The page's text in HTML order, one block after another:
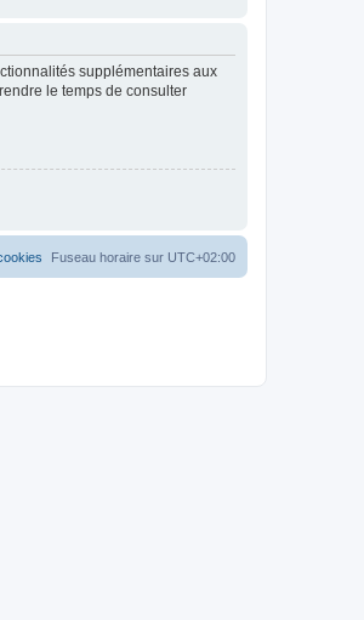
supplémentaires aux
le temps de consulter
Fuseau horaire sur UTC+02:00